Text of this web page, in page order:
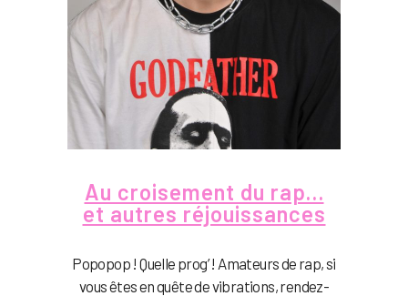
Au croisement du rap…
et autres réjouissances
Popopop ! Quelle prog’ ! Amateurs de rap, si
vous êtes en quête de vibrations, rendez-